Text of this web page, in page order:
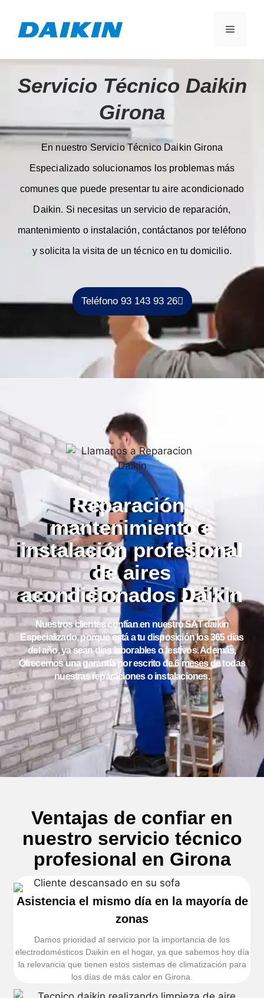
Servicio Técnico Daikin
Girona
En nuestro Servicio Técnico Daikin Girona
Especializado solucionamos los problemas más
comunes que puede presentar tu aire acondicionado
Daikin. Si necesitas un servicio de reparación,
mantenimiento o instalación, contáctanos por teléfono
y solicita la visita de un técnico en tu domicilio.
Teléfono 93 143 93 26
Reparación,
mantenimiento e
instalación profesional
de aires
acondicionados Daikin
Nuestros clientes confían en nuestro SAT daikin
Especializado, porque está a tu disposición los 365 días
del año, ya sean días laborables o festivos. Además,
Ofrecemos una garantía por escrito de 6 meses de todas
nuestras reparaciones o instalaciones.
Ventajas de confiar en
nuestro servicio técnico
profesional en Girona
Asistencia el mismo día en la mayoría de
zonas
Damos prioridad al servicio por la importancia de los
electrodomésticos Daikin en el hogar, ya que sabemos hoy día
la relevancia que tienen estos sistemas de climatización para
los días de más calor en Girona.